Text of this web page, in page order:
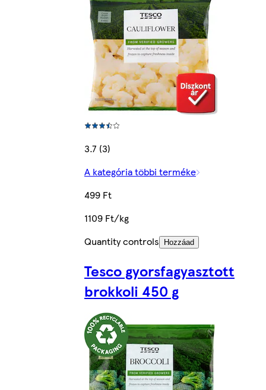
3.7 (3)
A kategória többi terméke
499 Ft
1109 Ft/kg
Quantity controls
Hozzáad
Tesco gyorsfagyasztott
brokkoli 450 g